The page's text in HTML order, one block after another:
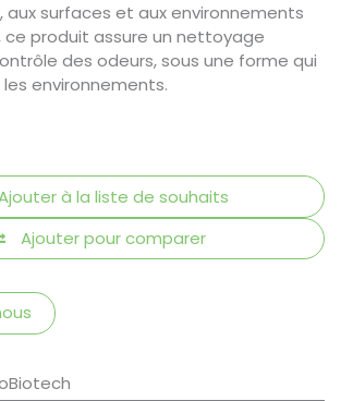
aux surfaces et aux environnements
produit assure un nettoyage
des odeurs, sous une forme qui
environnements.
Ajouter pour comparer
à la liste de souhaits